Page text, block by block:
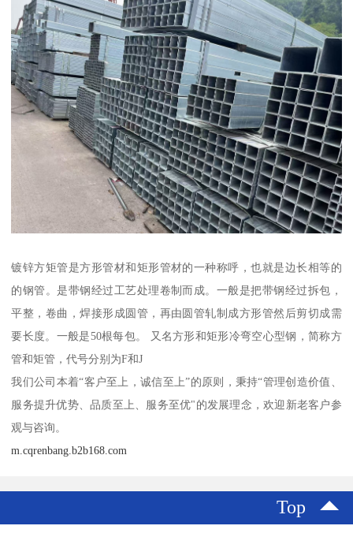
镀锌方矩管是方形管材和矩形管材的一种称呼，也就是边长相等的
的钢管。是带钢经过工艺处理卷制而成。一般是把带钢经过拆包，
平整，卷曲，焊接形成圆管，再由圆管轧制成方形管然后剪切成需
要长度。一般是50根每包。 又名方形和矩形冷弯空心型钢，简称方
管和矩管，代号分别为F和J
我们公司本着“客户至上，诚信至上”的原则，秉持“管理创造价值、
服务提升优势、品质至上、服务至优"的发展理念，欢迎新老客户参
观与咨询。
m.cqrenbang.b2b168.com
Top